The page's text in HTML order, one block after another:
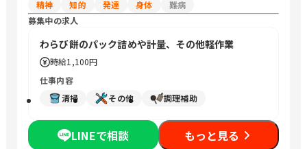
精神 知的 発達 身体
難病
募集中の求人
わらび餅のパック詰めや計量、その他軽作業
時給1,100円
仕事内容
清掃
その他 調理補助
LINEで相談 もっと見る